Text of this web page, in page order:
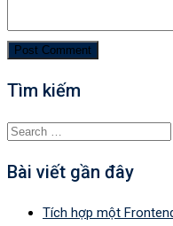
Tìm kiếm
Search
Bài viết gần đây
Tích hợp một